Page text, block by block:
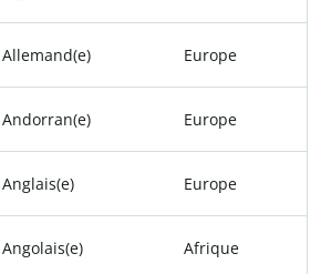
Allemand(e) Europe
Andorran(e) Europe
Anglais(e) Europe
Angolais(e) Afrique